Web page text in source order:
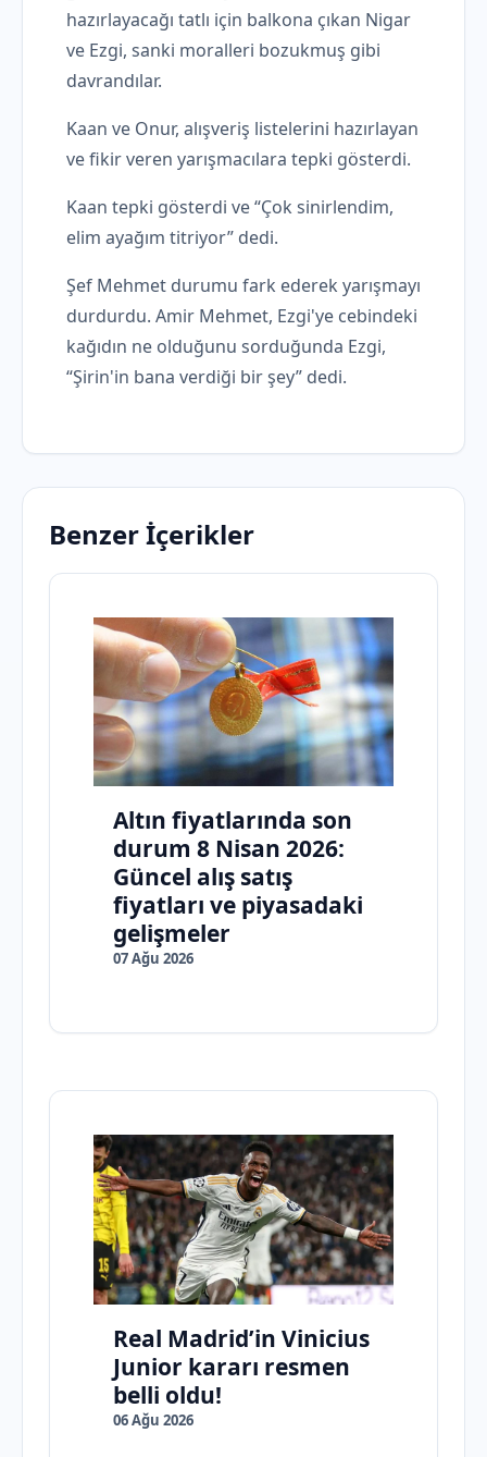
hazırlayacağı tatlı için balkona çıkan Nigar
ve Ezgi, sanki moralleri bozukmuş gibi
davrandılar.
Kaan ve Onur, alışveriş listelerini hazırlayan
ve fikir veren yarışmacılara tepki gösterdi.
Kaan tepki gösterdi ve “Çok sinirlendim,
elim ayağım titriyor” dedi.
Şef Mehmet durumu fark ederek yarışmayı
durdurdu. Amir Mehmet, Ezgi'ye cebindeki
kağıdın ne olduğunu sorduğunda Ezgi,
“Şirin'in bana verdiği bir şey” dedi.
Benzer İçerikler
Altın fiyatlarında son
durum 8 Nisan 2026:
Güncel alış satış
fiyatları ve piyasadaki
gelişmeler
07 Ağu 2026
Real Madrid’in Vinicius
Junior kararı resmen
belli oldu!
06 Ağu 2026